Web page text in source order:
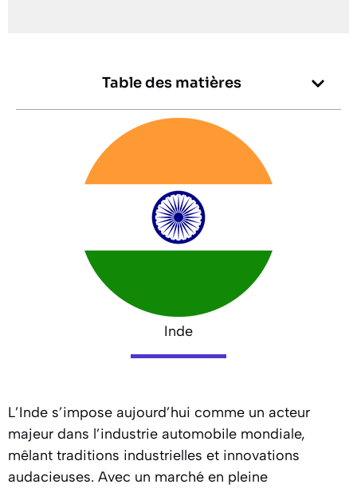
Table des matières
Inde
L’Inde s’impose aujourd’hui comme un acteur
majeur dans l’industrie automobile mondiale,
mêlant traditions industrielles et innovations
audacieuses. Avec un marché en pleine